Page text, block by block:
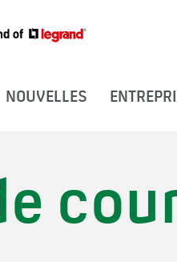
NOUVELLES